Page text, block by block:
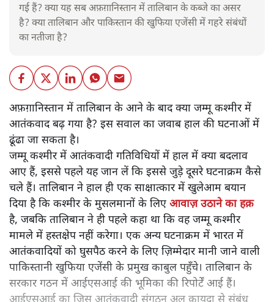
गई हैं? क्या यह सब अफ़ग़ानिस्तान में तालिबान के कब्जे का असर
है? क्या तालिबान और पाकिस्तान की खुफिया एजेंसी में गहरे संबंधों
का नतीजा है?
अफ़ग़ानिस्तान में तालिबान के आने के बाद क्या जम्मू कश्मीर में
आतंकवाद बढ़ गया है? इस सवाल का जवाब हाल की घटनाओं में
ढूंढा जा सकता है।
जम्मू कश्मीर में आतंकवादी गतिविधियों में हाल में क्या बदलाव
आए हैं, इससे पहले यह जान लें कि इससे जुड़े दूसरे घटनाक्रम कैसे
चले हैं। तालिबान ने हाल ही एक साक्षात्कार में खुलेआम बयान
दिया है कि कश्मीर के मुसलमानों के लिए आवाज़ उठाने का हक़
है, जबकि तालिबान ने ही पहले कहा था कि वह जम्मू कश्मीर
मामले में हस्तक्षेप नहीं करेगा। एक अन्य घटनाक्रम में भारत में
आतंकवादियों को घुसपैठ करने के लिए ज़िम्मेदार मानी जाने वाली
पाकिस्तानी खुफिया एजेंसी के प्रमुख काबुल पहुँचे। तालिबान के
सरकार गठन में आईएसआई की भूमिका की रिपोर्टें आई हैं।